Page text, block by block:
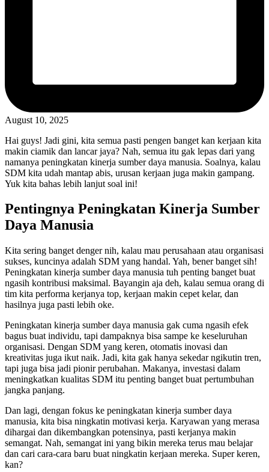
August 10, 2025
Hai guys! Jadi gini, kita semua pasti pengen banget kan kerjaan kita
makin ciamik dan lancar jaya? Nah, semua itu gak lepas dari yang
namanya peningkatan kinerja sumber daya manusia. Soalnya, kalau
SDM kita udah mantap abis, urusan kerjaan juga makin gampang.
Yuk kita bahas lebih lanjut soal ini!
Pentingnya Peningkatan Kinerja Sumber
Daya Manusia
Kita sering banget denger nih, kalau mau perusahaan atau organisasi
sukses, kuncinya adalah SDM yang handal. Yah, bener banget sih!
Peningkatan kinerja sumber daya manusia tuh penting banget buat
ngasih kontribusi maksimal. Bayangin aja deh, kalau semua orang di
tim kita performa kerjanya top, kerjaan makin cepet kelar, dan
hasilnya juga pasti lebih oke.
Peningkatan kinerja sumber daya manusia gak cuma ngasih efek
bagus buat individu, tapi dampaknya bisa sampe ke keseluruhan
organisasi. Dengan SDM yang keren, otomatis inovasi dan
kreativitas juga ikut naik. Jadi, kita gak hanya sekedar ngikutin tren,
tapi juga bisa jadi pionir perubahan. Makanya, investasi dalam
meningkatkan kualitas SDM itu penting banget buat pertumbuhan
jangka panjang.
Dan lagi, dengan fokus ke peningkatan kinerja sumber daya
manusia, kita bisa ningkatin motivasi kerja. Karyawan yang merasa
dihargai dan dikembangkan potensinya, pasti kerjanya makin
semangat. Nah, semangat ini yang bikin mereka terus mau belajar
dan cari cara-cara baru buat ningkatin kerjaan mereka. Super keren,
kan?